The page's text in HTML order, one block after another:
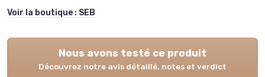
Voir la boutique : SEB
Nous avons testé ce produit
Découvrez notre avis détaillé, notes et verdict